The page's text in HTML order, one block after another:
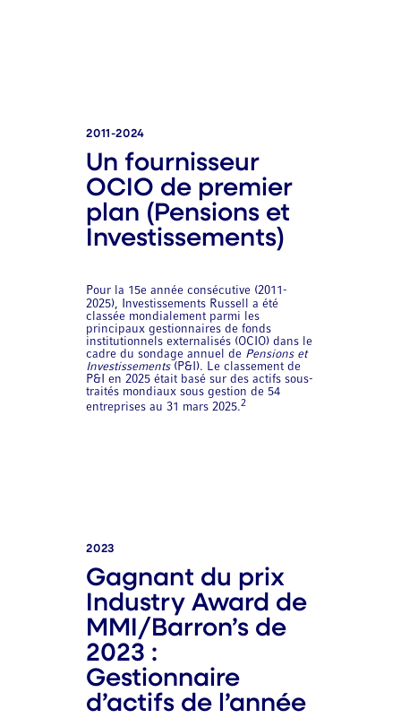
2011-2024
Un fournisseur
OCIO de premier
plan (Pensions et
Investissements)
Pour la 15e année consécutive (2011-
2025), Investissements Russell a été
classée mondialement parmi les
principaux gestionnaires de fonds
institutionnels externalisés (OCIO) dans le
cadre du sondage annuel de Pensions et
Investissements(P&I). Le classement de
P&I en 2025 était basé sur des actifs sous-
traités mondiaux sous gestion de 54
entreprises au 31 mars 2025.2
2023
Gagnant du prix
Industry Award de
MMI/Barron’s de
2023 :
Gestionnaire
d’actifs de l’année